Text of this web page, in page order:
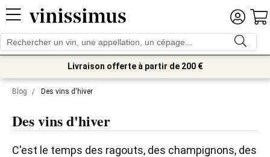
Livraison offerte à partir de 200 €
Blog / Des vins d'hiver
Des vins d'hiver
C'est le temps des ragouts, des champignons, des